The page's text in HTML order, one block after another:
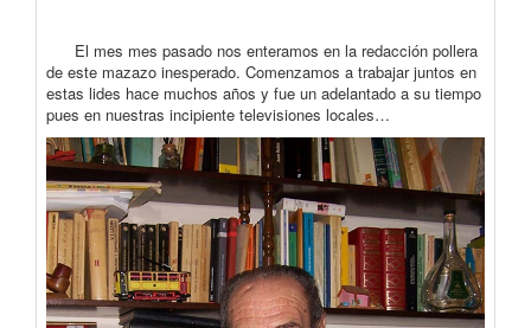
El mes mes pasado nos enteramos en la redacción pollera
de este mazazo inesperado. Comenzamos a trabajar juntos en
estas lides hace muchos años y fue un adelantado a su tiempo
pues en nuestras incipiente televisiones locales…